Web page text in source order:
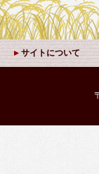
サイトについて